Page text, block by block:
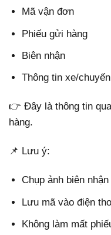
Mã vận đơn
Phiếu gửi hàng
Biên nhận
Thông tin xe/
👉 Đây là thông tin
hàng.
📌 Lưu ý:
Chụp ảnh biên nhận
Lưu mã vào điện
Không làm mất